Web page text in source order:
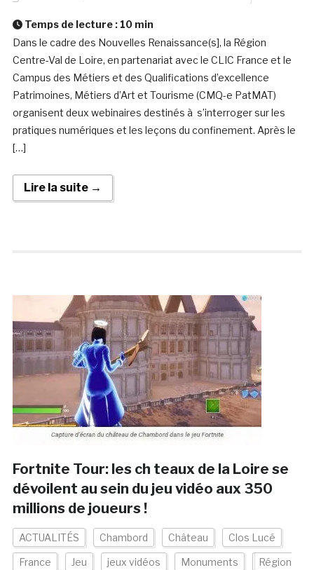
Temps de lecture : 10 min
Dans le cadre des Nouvelles Renaissance(s], la Région
Centre-Val de Loire, en partenariat avec le CLIC France et le
Campus des Métiers et des Qualifications d’excellence
Patrimoines, Métiers d’Art et Tourisme (CMQ-e PatMAT)
organisent deux webinaires destinés à s’interroger sur les
pratiques numériques et les leçons du confinement. Après le
[…]
Lire la suite →
Fortnite Tour: les ch teaux de la Loire se
dévoilent au sein du jeu vidéo aux 350
millions de joueurs !
ACTUALITÉS Chambord Château Clos Lucé
France Jeu jeux vidéos Monuments Région